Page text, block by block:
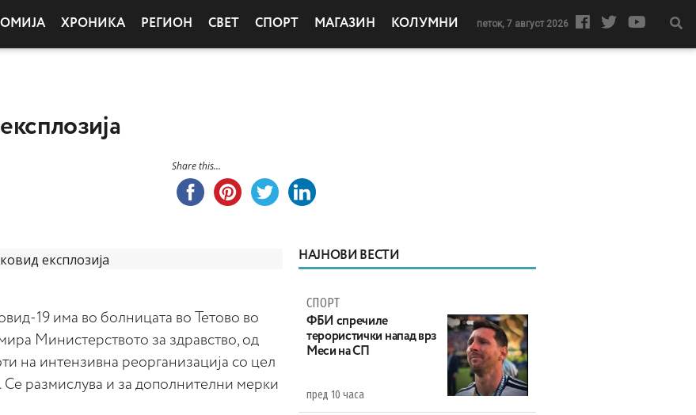
ХРОНИКА РЕГИОН СВЕТ СПОРТ МАГАЗИН КОЛУМНИ петок, 7 август 2026
Share this...
19 има во болницата во Тетово во
Министерството за здравство, од
на интензивна реорганизација со цел
Се размислува и за дополнителни мерки
НАЈНОВИ ВЕСТИ
СПОРТ
ФБИ спречиле
терористички напад врз
Меси на СП
пред 10 часа